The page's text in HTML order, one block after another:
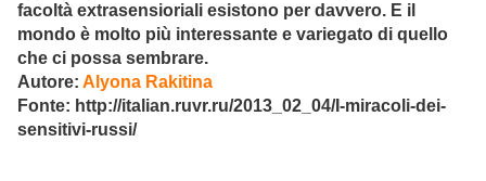
facoltà extrasensioriali esistono per davvero. E il
mondo è molto più interessante e variegato di quello
che ci possa sembrare.
Autore: Alyona Rakitina
Fonte: http://italian.ruvr.ru/2013_02_04/I-miracoli-dei-
sensitivi-russi/